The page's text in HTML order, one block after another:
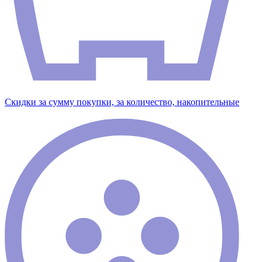
Скидки за сумму покупки, за количество, накопительные